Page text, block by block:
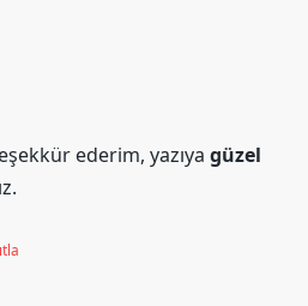
ederim, yazıya güzel